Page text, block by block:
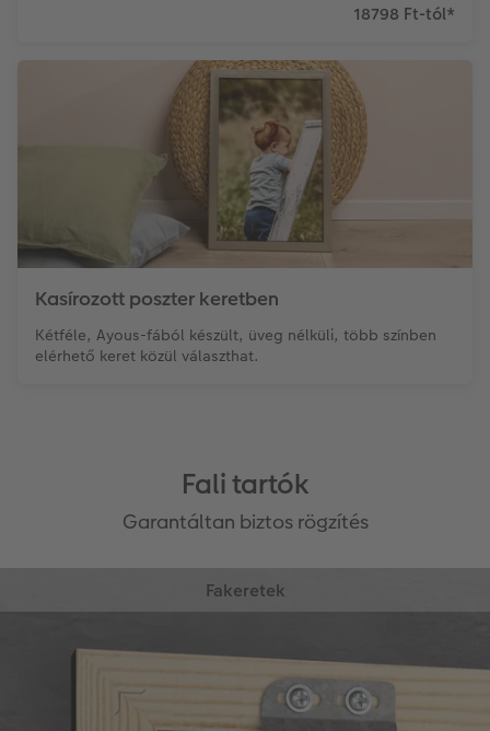
18798 Ft-tól*
Kasírozott poszter keretben
Kétféle, Ayous-fából készült, üveg nélküli, több színben
elérhető keret közül választhat.
Fali tartók
Garantáltan biztos rögzítés